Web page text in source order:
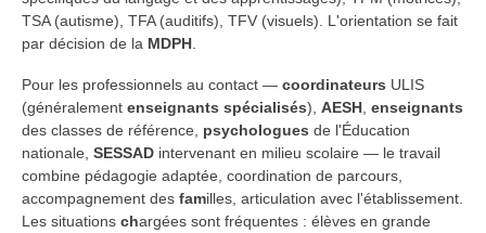
TSA (autisme), TFA (auditifs), TFV (visuels). L'orientation se fait
par décision de la MDPH
Pour les professionnels au contact — coordinateurs ULIS
(généralement enseignants spécialisés), AESH enseignants
des classes de référence, psychologues de l'Éducation
nationale, SESSAD intervenant en milieu scolaire — le travail
combine pédagogie adaptée, coordination de parcours,
accompagnement des familles, articulation avec l'établissement.
Les situations chargées sont fréquentes : élèves en grande